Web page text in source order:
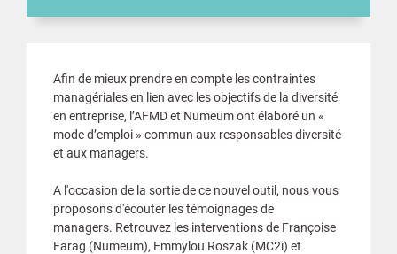
Afin de mieux prendre en compte les contraintes
managériales en lien avec les objectifs de la diversité
en entreprise, l’AFMD et Numeum ont élaboré un «
mode d’emploi » commun aux responsables diversité
et aux managers.
A l'occasion de la sortie de ce nouvel outil, nous vous
proposons d'écouter les témoignages de
managers. Retrouvez les interventions de Françoise
Farag (Numeum), Emmylou Roszak (MC2i) et